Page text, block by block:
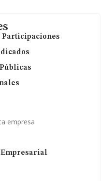
empresa